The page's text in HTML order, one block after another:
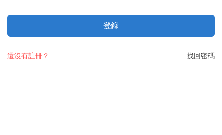
登錄
找回密碼
還沒有註冊？